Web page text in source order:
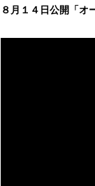
８月１４日公開 「オ